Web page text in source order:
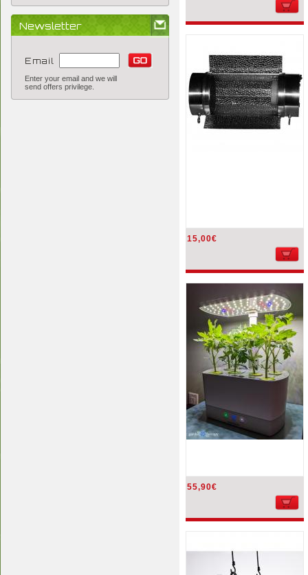
Newsletter
Email
Enter your email and we will
send offers privilege.
15,00€
55,90€